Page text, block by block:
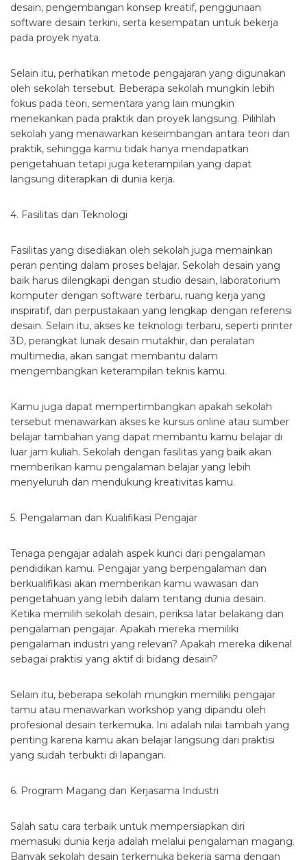
desain, pengembangan konsep kreatif, penggunaan
software desain terkini, serta kesempatan untuk bekerja
pada proyek nyata.
Selain itu, perhatikan metode pengajaran yang digunakan
oleh sekolah tersebut. Beberapa sekolah mungkin lebih
fokus pada teori, sementara yang lain mungkin
menekankan pada praktik dan proyek langsung. Pilihlah
sekolah yang menawarkan keseimbangan antara teori dan
praktik, sehingga kamu tidak hanya mendapatkan
pengetahuan tetapi juga keterampilan yang dapat
langsung diterapkan di dunia kerja.
4. Fasilitas dan Teknologi
Fasilitas yang disediakan oleh sekolah juga memainkan
peran penting dalam proses belajar. Sekolah desain yang
baik harus dilengkapi dengan studio desain, laboratorium
komputer dengan software terbaru, ruang kerja yang
inspiratif, dan perpustakaan yang lengkap dengan referensi
desain. Selain itu, akses ke teknologi terbaru, seperti printer
3D, perangkat lunak desain mutakhir, dan peralatan
multimedia, akan sangat membantu dalam
mengembangkan keterampilan teknis kamu.
Kamu juga dapat mempertimbangkan apakah sekolah
tersebut menawarkan akses ke kursus online atau sumber
belajar tambahan yang dapat membantu kamu belajar di
luar jam kuliah. Sekolah dengan fasilitas yang baik akan
memberikan kamu pengalaman belajar yang lebih
menyeluruh dan mendukung kreativitas kamu.
5. Pengalaman dan Kualifikasi Pengajar
Tenaga pengajar adalah aspek kunci dari pengalaman
pendidikan kamu. Pengajar yang berpengalaman dan
berkualifikasi akan memberikan kamu wawasan dan
pengetahuan yang lebih dalam tentang dunia desain.
Ketika memilih sekolah desain, periksa latar belakang dan
pengalaman pengajar. Apakah mereka memiliki
pengalaman industri yang relevan? Apakah mereka dikenal
sebagai praktisi yang aktif di bidang desain?
Selain itu, beberapa sekolah mungkin memiliki pengajar
tamu atau menawarkan workshop yang dipandu oleh
profesional desain terkemuka. Ini adalah nilai tambah yang
penting karena kamu akan belajar langsung dari praktisi
yang sudah terbukti di lapangan.
6. Program Magang dan Kerjasama Industri
Salah satu cara terbaik untuk mempersiapkan diri
memasuki dunia kerja adalah melalui pengalaman magang.
Banyak sekolah desain terkemuka bekerja sama dengan